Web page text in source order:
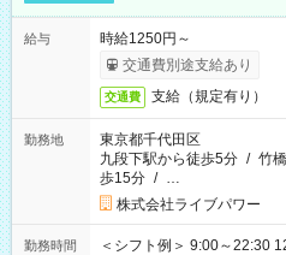
給与
時給1250円～
交通費別途支給あり
交通費 支給（規定有り）
勤務地
東京都千代田区
九段下駅から徒歩5分 / 竹
歩15分 / …
株式会社ライブパワー
勤務時間
＜シフト例＞ 9:00～22:30